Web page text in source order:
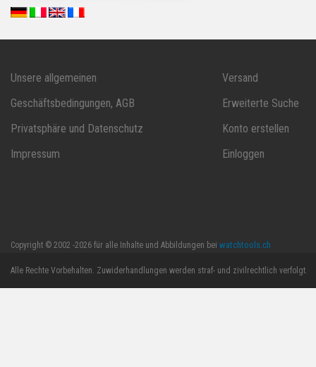
Unsere allgemeinen
Geschäftsbedingungen, AGB
Privatsphäre und Datenschutz
Impressum
Versand
Erweiterte Suche
Konto erstellen
Einloggen
Copyright © 2002 -2026 für alle Inhalte und Abbildungen bei watchtools.ch
Alle Rechte Vorbehalten. Zuwiderhandlungen werden straf- und zivilrechtlich verfolgt.